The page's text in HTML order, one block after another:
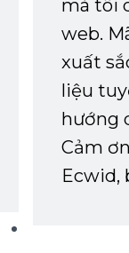
mà tôi
web.
xuất
liệu
hướng
Cảm
Ecwid,